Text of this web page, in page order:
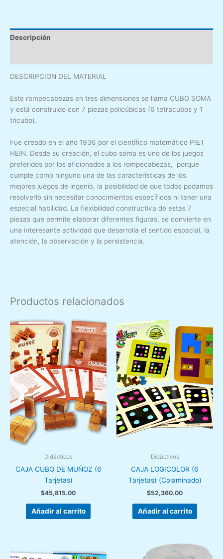
Descripción
DESCRIPCION DEL MATERIAL
Este rompecabezas en tres dimensiones se llama CUBO SOMA
y está construido con 7 piezas policúbicas (6 tetracubos y 1
tricubo).
Fue creado en el año 1936 por el científico matemático PIET
HEIN. Desde su creación, el cubo soma es uno de los juegos
preferidos por los aficionados a los rompecabezas, porque
cumple como ninguno una de las características de los
mejores juegos de ingenio, la posibilidad de que todos podamos
resolverlo sin necesitar conocimientos específicos ni tener una
especial habilidad. La flexibilidad constructiva de estas 7
piezas que permite elaborar diferentes figuras, se convierte en
una interesante actividad que desarrolla el sentido espacial, la
atención, la observación y la persistencia.
Productos relacionados
Didácticos
CAJA CUBO DE MUÑOZ (6
Tarjetas)
$45,815.00
Añadir al carrito
Didácticos
CAJA LOGICOLOR (6
Tarjetas) (Colaminado)
$52,360.00
Añadir al carrito